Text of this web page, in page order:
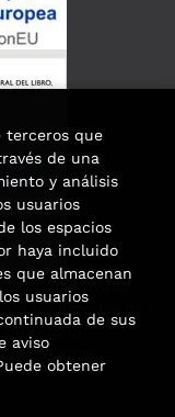
una ayuda
de las librerías de
Madrid
año 2025.
terceros que
de una
y análisis
usuarios
los espacios
haya incluido
que almacenan
usuarios
de sus
aviso
obtener